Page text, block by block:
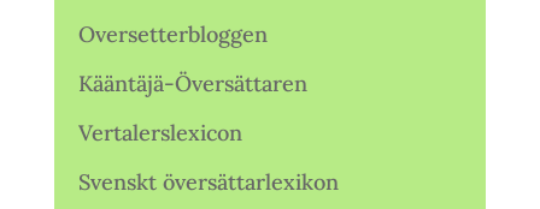
Oversetterbloggen
Kääntäjä-Översättaren
Vertalerslexicon
Svenskt översättarlexikon